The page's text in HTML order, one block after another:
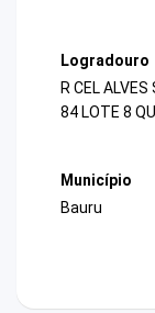
Logradouro
R CEL
84 LOTE 8
Município
Bauru